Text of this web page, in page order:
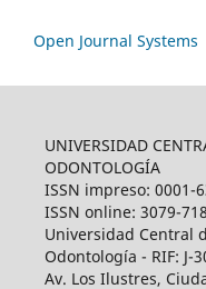
Open Journal Systems
UNIVERSIDAD
ODONTOLOGÍA
ISSN impreso: 0001-
ISSN online: 3079-
Universidad Central
Odontología - RIF: J-
Av. Los Ilustres,